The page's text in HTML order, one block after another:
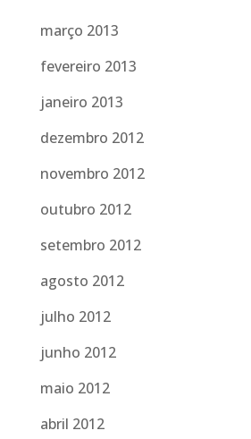
março 2013
fevereiro 2013
janeiro 2013
dezembro 2012
novembro 2012
outubro 2012
setembro 2012
agosto 2012
julho 2012
junho 2012
maio 2012
abril 2012